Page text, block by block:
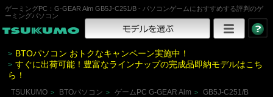
ゲーミングPC：G-GEAR Aim GB5J-C251/B - パソコンゲームにおすすめする評判のゲ
ーミングパソコン
> BTOパソコン おトクなキャンペーン実施中！
> すぐに出荷可能！豊富なラインナップの完成品即納モデルはこち
ら！
TSUKUMO > BTOパソコン > ゲームPC G-GEAR Aim > GB5J-C251/B